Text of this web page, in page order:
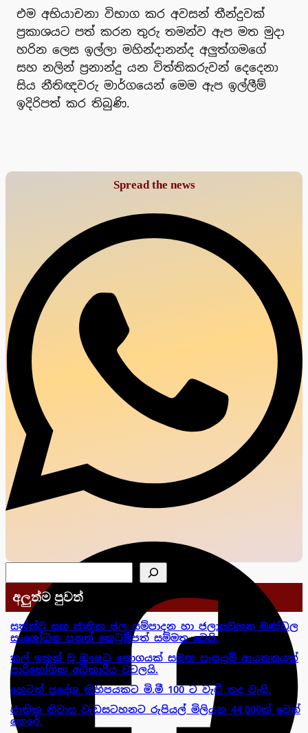
එම අභියාචනා විභාග කර අවසන් තීන්දුවක්
ප්‍රකාශයට පත් කරන තුරු තමන්ව ඇප මත මුදා
හරින ලෙස ඉල්ලා මහින්දානන්ද අලුත්ගමගේ
සහ නලින් ප්‍රනාන්දු යන විත්තිකරුවන් දෙදෙනා
සිය නීතිඥවරු මාර්ගයෙන් මෙම ඇප ඉල්ලීම්
ඉදිරිපත් කර තිබුණි.
Spread the news
අලුත්ම පුවත්
සත්ත්ව සහ ජාතික ජල සම්පාදන හා ජලාපවහන මණ්ඩල
සංශෝධන පනත් කෙටුම්පත් සම්මත වෙයි.
කල් ඉකුත් වූ ඖෂධ තොගයක් සමඟ සැපයුම් ආයතනයක්
පාරිභෝගික අධිකාරිය වටලයි.
හෙටත් ප්‍රදේශ කිහිපයකට මි.මී 100 ට වැඩි තද වැසි.
ජාතික නිවාස වැඩසටහනට රුපියල් මිලියන 44,000ක් වෙන්
කෙරේ.